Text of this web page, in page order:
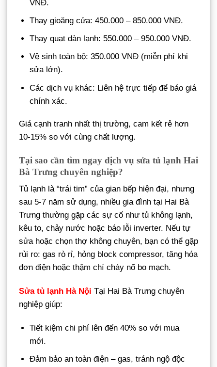
VNĐ.
Thay gioăng cửa: 450.000 – 850.000 VNĐ.
Thay quạt dàn lạnh: 550.000 – 950.000 VNĐ.
Vệ sinh toàn bộ: 350.000 VNĐ (miễn phí khi
sửa lớn).
Các dịch vụ khác: Liên hệ trực tiếp để báo giá
chính xác.
Giá cạnh tranh nhất thị trường, cam kết rẻ hơn
10-15% so với cùng chất lượng.
Tại sao cần tìm ngay dịch vụ sửa tủ lạnh Hai
Bà Trưng chuyên nghiệp?
Tủ lạnh là “trái tim” của gian bếp hiện đại, nhưng
sau 5-7 năm sử dụng, nhiều gia đình tại Hai Bà
Trưng thường gặp các sự cố như tủ không lạnh,
kêu to, chảy nước hoặc báo lỗi inverter. Nếu tự
sửa hoặc chọn thợ không chuyên, bạn có thể gặp
rủi ro: gas rò rỉ, hỏng block compressor, tăng hóa
đơn điện hoặc thậm chí cháy nổ bo mạch.
Sửa tủ lạnh Hà Nội Tại Hai Bà Trưng chuyên
nghiệp giúp:
Tiết kiệm chi phí lên đến 40% so với mua
mới.
Đảm bảo an toàn điện – gas, tránh ngộ độc